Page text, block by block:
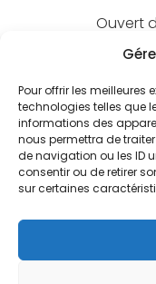
Pour offrir les meilleures
technologies telles que
informations des
nous permettra de
de navigation ou les ID
consentir ou de retirer
sur certaines
Ouvert
Nos marques
BEECHFIELD
ATLANTIS
FLEXFIT
Nos
Broderie textile
Le bar à print